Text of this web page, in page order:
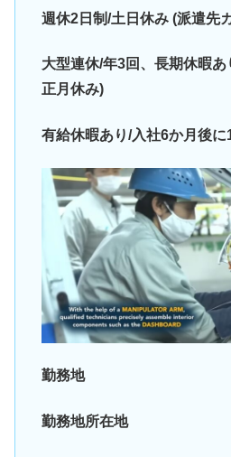
週休2日制/土日休み (派遣先
大型連休/年3回、長期休暇
正月休み)
有給休暇あり/入社6か月後
勤務地
勤務地所在地